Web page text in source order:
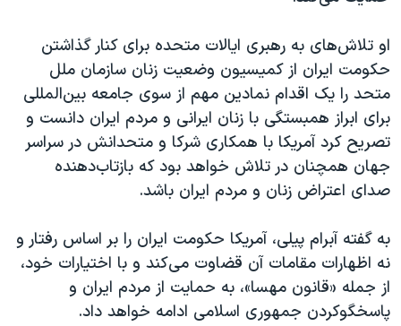
او تلاش‌های به رهبری ایالات متحده برای کنار گذاشتن
حکومت ایران از کمیسیون وضعیت زنان سازمان ملل
متحد را یک اقدام نمادین مهم از سوی جامعه بین‌المللی
برای ابراز همبستگی با زنان ایرانی و مردم ایران دانست و
تصریح کرد آمریکا با همکاری شرکا و متحدانش در سراسر
جهان همچنان در تلاش خواهد بود که بازتاب‌دهنده
صدای اعتراض زنان و مردم ایران باشد.
به گفته آبرام پیلی، آمریکا حکومت ایران را بر اساس رفتار و
نه اظهارات مقامات آن قضاوت می‌کند و با اختیارات خود،
از جمله «قانون مهسا»، به حمایت از مردم ایران و
پاسخگوکردن جمهوری اسلامی ادامه خواهد داد.